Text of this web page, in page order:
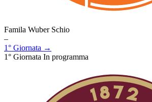
Famila Wuber Schio
–
1° Giornata →
1° Giornata In programma